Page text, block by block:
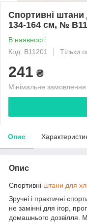
Спортивні штани
134-164 см, №
В наявності
Код: B11201
Тільки
241 ₴
Мінімальне
Опис
Опис
Спортивні штани для
Зручні і практичні
не замінні для ігор,
домашнього дозвілля.